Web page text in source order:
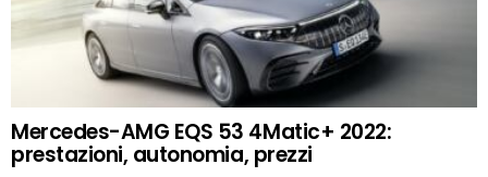
Mercedes-AMG EQS 53 4Matic+ 2022:
prestazioni, autonomia, prezzi